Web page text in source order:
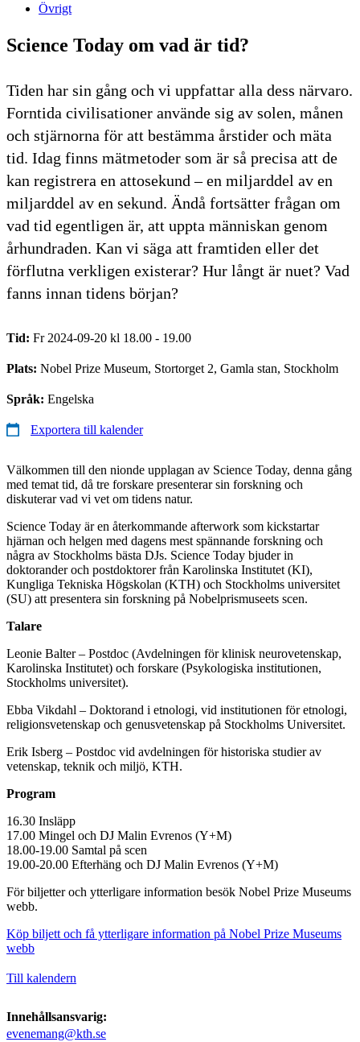
Övrigt
Science Today om vad är tid?
Tiden har sin gång och vi uppfattar alla dess närvaro.
Forntida civilisationer använde sig av solen, månen
och stjärnorna för att bestämma årstider och mäta
tid. Idag finns mätmetoder som är så precisa att de
kan registrera en attosekund – en miljarddel av en
miljarddel av en sekund. Ändå fortsätter frågan om
vad tid egentligen är, att uppta människan genom
århundraden. Kan vi säga att framtiden eller det
förflutna verkligen existerar? Hur långt är nuet? Vad
fanns innan tidens början?
Tid: Fr 2024-09-20 kl 18.00 - 19.00
Plats: Nobel Prize Museum, Stortorget 2, Gamla stan, Stockholm
Språk: Engelska
Exportera till kalender
Välkommen till den nionde upplagan av Science Today, denna gång
med temat tid, då tre forskare presenterar sin forskning och
diskuterar vad vi vet om tidens natur.
Science Today är en återkommande afterwork som kickstartar
hjärnan och helgen med dagens mest spännande forskning och
några av Stockholms bästa DJs. Science Today bjuder in
doktorander och postdoktorer från Karolinska Institutet (KI),
Kungliga Tekniska Högskolan (KTH) och Stockholms universitet
(SU) att presentera sin forskning på Nobelprismuseets scen.
Talare
Leonie Balter – Postdoc (Avdelningen för klinisk neurovetenskap,
Karolinska Institutet) och forskare (Psykologiska institutionen,
Stockholms universitet).
Ebba Vikdahl – Doktorand i etnologi, vid institutionen för etnologi,
religionsvetenskap och genusvetenskap på Stockholms Universitet.
Erik Isberg – Postdoc vid avdelningen för historiska studier av
vetenskap, teknik och miljö, KTH.
Program
16.30 Insläpp
17.00 Mingel och DJ Malin Evrenos (Y+M)
18.00-19.00 Samtal på scen
19.00-20.00 Efterhäng och DJ Malin Evrenos (Y+M)
För biljetter och ytterligare information besök Nobel Prize Museums
webb.
Köp biljett och få ytterligare information på Nobel Prize Museums
webb
Till kalendern
Innehållsansvarig:
evenemang@kth.se